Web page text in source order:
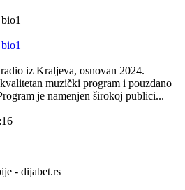
iz Kraljeva, osnovan 2024.
muzički program i pouzdano
je namenjen širokoj publici...
- dijabet.rs